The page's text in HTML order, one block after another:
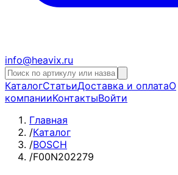
info@heavix.ru
КаталогСтатьиДоставка и оплатаО
компанииКонтактыВойти
Главная
/Каталог
/BOSCH
/F00N202279